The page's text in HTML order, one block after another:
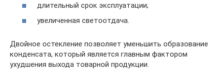
длительный срок эксплуатации;
увеличенная светоотдача.
Двойное остекление позволяет уменьшить образование
конденсата, который является главным фактором
ухудшения выхода товарной продукции.